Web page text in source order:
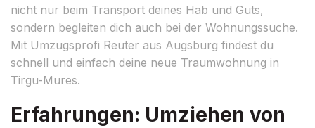
nicht nur beim Transport deines Hab und Guts,
sondern begleiten dich auch bei der Wohnungssuche.
Mit Umzugsprofi Reuter aus Augsburg findest du
schnell und einfach deine neue Traumwohnung in
Tirgu-Mures.
Erfahrungen: Umziehen von